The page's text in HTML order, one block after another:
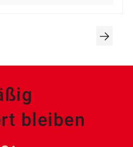
bleiben